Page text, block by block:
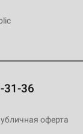
31-36
оферта